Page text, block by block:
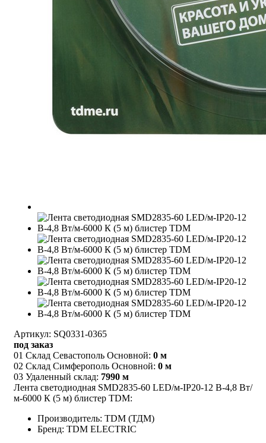
Артикул: SQ0331-0365
под заказ
01 Склад Севастополь Основной: 0 м
02 Склад Симферополь Основной: 0 м
03 Удаленный склад: 7990 м
Лента светодиодная SMD2835-60 LED/м-IP20-12 В-4,8 Вт/
м-6000 К (5 м) блистер TDM:
Производитель: TDM (ТДМ)
Бренд: TDM ELECTRIC